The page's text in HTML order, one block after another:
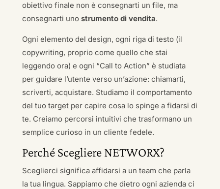
obiettivo finale non è consegnarti un file, ma
consegnarti uno strumento di vendita.
Ogni elemento del design, ogni riga di testo (il
copywriting, proprio come quello che stai
leggendo ora) e ogni “Call to Action” è studiata
per guidare l’utente verso un’azione: chiamarti,
scriverti, acquistare. Studiamo il comportamento
del tuo target per capire cosa lo spinge a fidarsi di
te. Creiamo percorsi intuitivi che trasformano un
semplice curioso in un cliente fedele.
Perché Scegliere NETWORX?
Sceglierci significa affidarsi a un team che parla
la tua lingua. Sappiamo che dietro ogni azienda ci